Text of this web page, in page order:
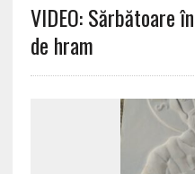
VIDEO: Sărbătoare
de hram